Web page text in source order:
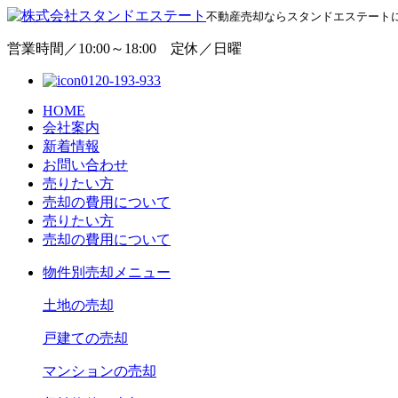
不動産売却ならスタンドエステート
営業時間／10:00～18:00 定休／日曜
0120-193-933
HOME
会社案内
新着情報
お問い合わせ
売りたい方
売却の費用について
売りたい方
売却の費用について
物件別売却メニュー
土地の売却
戸建ての売却
マンションの売却